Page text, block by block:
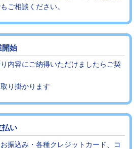
ご相談ください。
開始
内容にご納得いただけましたらご契
り掛かります
払い
振込み・各種クレジットカード、コ